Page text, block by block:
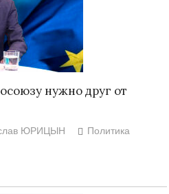
нужно друг от
ЮРИЦЫН
Политика